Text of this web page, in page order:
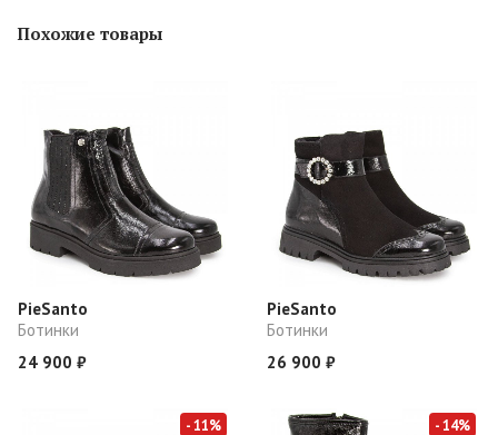
Похожие товары
PieSanto
Ботинки
24 900 ₽
PieSanto
Ботинки
26 900 ₽
- 11% - 14%